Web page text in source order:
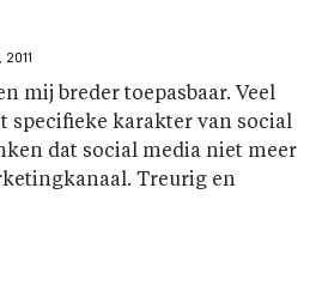
mij breder toepasbaar. Veel
specifieke karakter van social
dat social media niet meer
Treurig en